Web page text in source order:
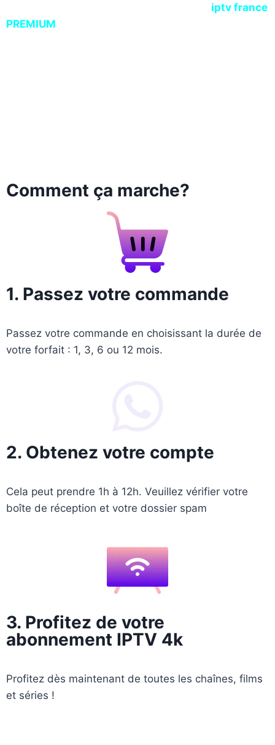
iptv france
PREMIUM
Comment ça marche?
1. Passez votre commande
Passez votre commande en choisissant la durée de
votre forfait : 1, 3, 6 ou 12 mois.
2. Obtenez votre compte
Cela peut prendre 1h à 12h. Veuillez vérifier votre
boîte de réception et votre dossier spam
3. Profitez de votre
abonnement IPTV 4k
Profitez dès maintenant de toutes les chaînes, films
et séries !